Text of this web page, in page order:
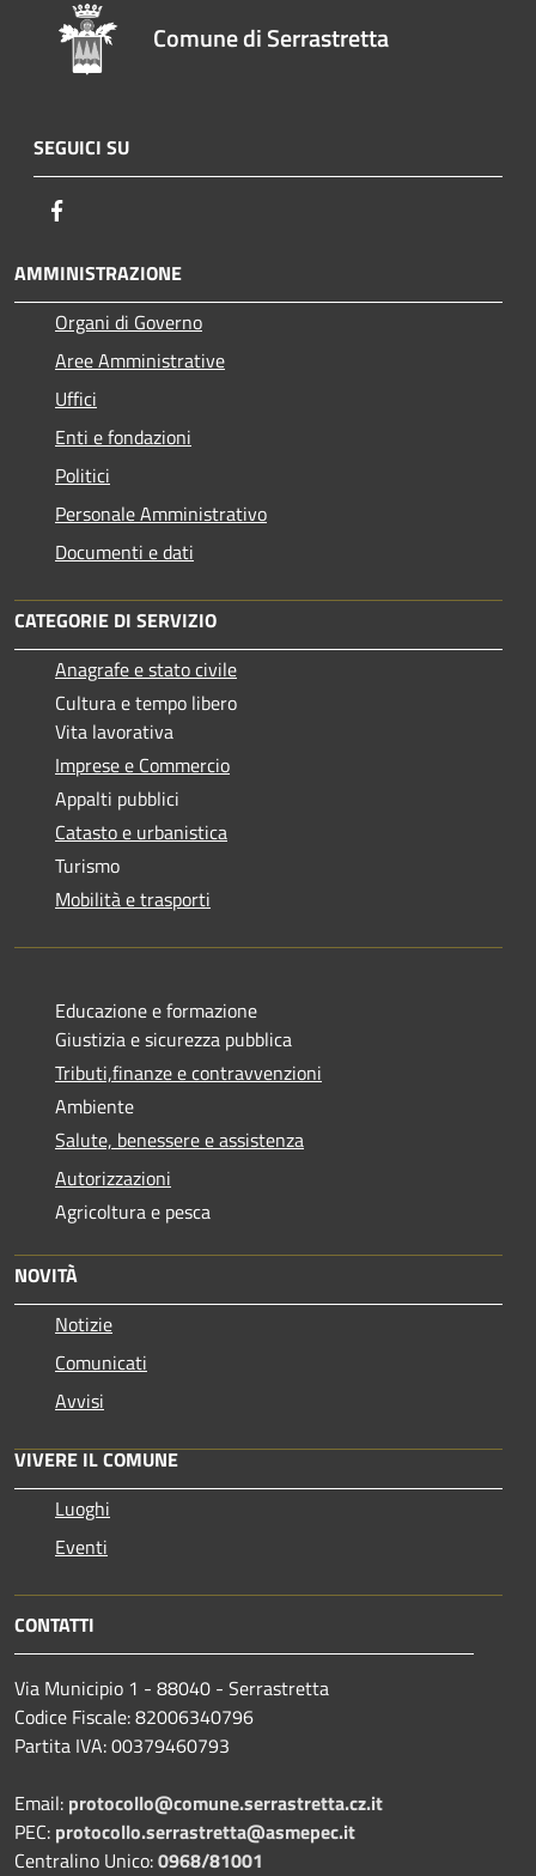
Comune di Serrastretta
SEGUICI SU
AMMINISTRAZIONE
Organi di Governo
Aree Amministrative
Uffici
Enti e fondazioni
Politici
Personale Amministrativo
Documenti e dati
CATEGORIE DI SERVIZIO
Anagrafe e stato civile
Cultura e tempo libero
Vita lavorativa
Imprese e Commercio
Appalti pubblici
Catasto e urbanistica
Turismo
Mobilità e trasporti
Educazione e formazione
Giustizia e sicurezza pubblica
Tributi,finanze e contravvenzioni
Ambiente
Salute, benessere e assistenza
Autorizzazioni
Agricoltura e pesca
NOVITÀ
Notizie
Comunicati
Avvisi
VIVERE IL COMUNE
Luoghi
Eventi
CONTATTI
Via Municipio 1 - 88040 - Serrastretta
Codice Fiscale: 82006340796
Partita IVA: 00379460793
Email: protocollo@comune.serrastretta.cz.it
PEC: protocollo.serrastretta@asmepec.it
Centralino Unico:0968/81001